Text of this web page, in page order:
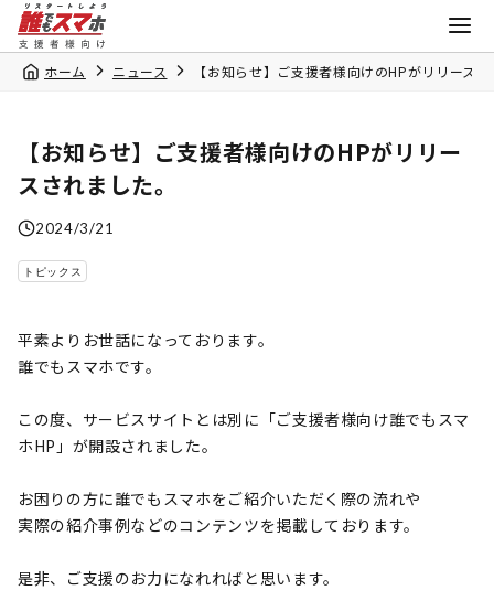
ホーム ニュース 【お知らせ】ご支援者様向けのHPがリリース
【お知らせ】ご支援者様向けのHPがリリー
スされました。
2024/3/21
トピックス
平素よりお世話になっております。
誰でもスマホです。
この度、サービスサイトとは別に「ご支援者様向け誰でもスマ
ホHP」が開設されました。
お困りの方に誰でもスマホをご紹介いただく際の流れや
実際の紹介事例などのコンテンツを掲載しております。
是非、ご支援のお力になれればと思います。